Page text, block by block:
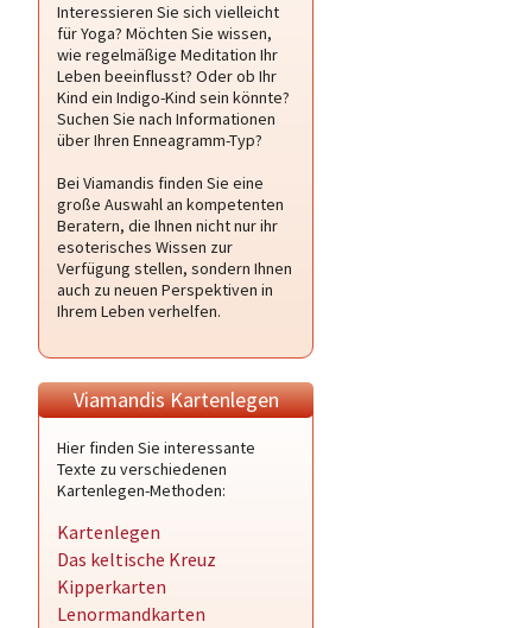
Interessieren Sie sich vielleicht
für Yoga? Möchten Sie wissen,
wie regelmäßige Meditation Ihr
Leben beeinflusst? Oder ob Ihr
Kind ein Indigo-Kind sein könnte?
Suchen Sie nach Informationen
über Ihren Enneagramm-Typ?
Bei Viamandis finden Sie eine
große Auswahl an kompetenten
Beratern, die Ihnen nicht nur ihr
esoterisches Wissen zur
Verfügung stellen, sondern Ihnen
auch zu neuen Perspektiven in
Ihrem Leben verhelfen.
Viamandis Kartenlegen
Hier finden Sie interessante
Texte zu verschiedenen
Kartenlegen-Methoden:
Kartenlegen
Das keltische Kreuz
Kipperkarten
Lenormandkarten